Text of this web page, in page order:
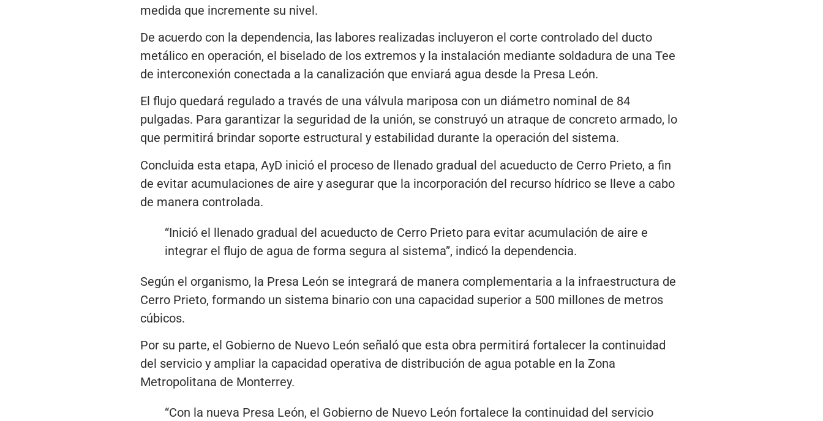
medida que incremente su nivel.
De acuerdo con la dependencia, las labores realizadas incluyeron el corte controlado del ducto
metálico en operación, el biselado de los extremos y la instalación mediante soldadura de una Tee
de interconexión conectada a la canalización que enviará agua desde la Presa León.
El flujo quedará regulado a través de una válvula mariposa con un diámetro nominal de 84
pulgadas. Para garantizar la seguridad de la unión, se construyó un atraque de concreto armado, lo
que permitirá brindar soporte estructural y estabilidad durante la operación del sistema.
Concluida esta etapa, AyD inició el proceso de llenado gradual del acueducto de Cerro Prieto, a fin
de evitar acumulaciones de aire y asegurar que la incorporación del recurso hídrico se lleve a cabo
de manera controlada.
“Inició el llenado gradual del acueducto de Cerro Prieto para evitar acumulación de aire e
integrar el flujo de agua de forma segura al sistema”, indicó la dependencia.
Según el organismo, la Presa León se integrará de manera complementaria a la infraestructura de
Cerro Prieto, formando un sistema binario con una capacidad superior a 500 millones de metros
cúbicos.
Por su parte, el Gobierno de Nuevo León señaló que esta obra permitirá fortalecer la continuidad
del servicio y ampliar la capacidad operativa de distribución de agua potable en la Zona
Metropolitana de Monterrey.
“Con la nueva Presa León, el Gobierno de Nuevo León fortalece la continuidad del servicio